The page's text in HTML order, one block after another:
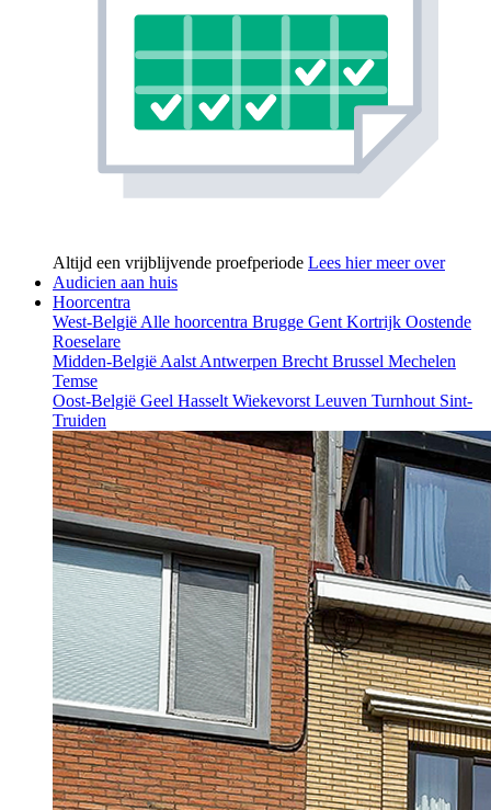
Altijd een vrijblijvende proefperiode Lees hier meer over
Audicien aan huis
Hoorcentra
West-België Alle hoorcentra Brugge Gent Kortrijk Oostende
Roeselare
Midden-België Aalst Antwerpen Brecht Brussel Mechelen
Temse
Oost-België Geel Hasselt Wiekevorst Leuven Turnhout Sint-
Truiden